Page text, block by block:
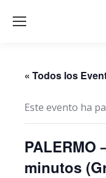
« Todos los
Este evento ha
PALERMO
minutos